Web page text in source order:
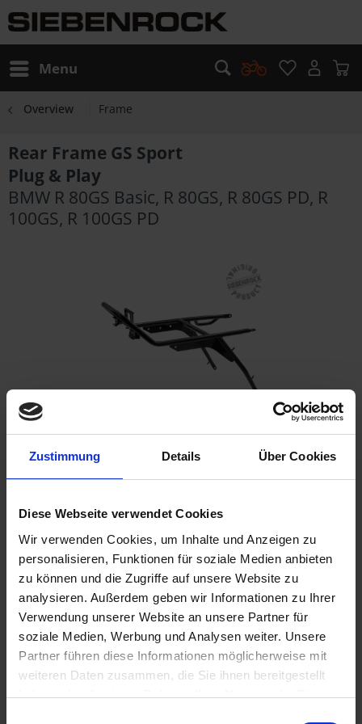
Zustimmung Details Über Cookies
Diese Webseite verwendet Cookies
Wir verwenden Cookies, um Inhalte und Anzeigen zu
personalisieren, Funktionen für soziale Medien anbieten
zu können und die Zugriffe auf unsere Website zu
analysieren. Außerdem geben wir Informationen zu Ihrer
Verwendung unserer Website an unsere Partner für
soziale Medien, Werbung und Analysen weiter. Unsere
Partner führen diese Informationen möglicherweise mit
weiteren Daten zusammen, die Sie ihnen bereitgestellt
haben oder die sie im Rahmen Ihrer Nutzung der Dienste
Menu
Overview Frame
Rear Frame GS Sport
Plug & Play
BMW R 80GS Basic, R 80GS, R 80GS PD, R
100GS, R 100GS PD
Please inform me as soon as the product is
I have read thedata protection information
€490.00
Prices incl. VAT,plus shipping costs
Remember Comment
part no.: 4651600